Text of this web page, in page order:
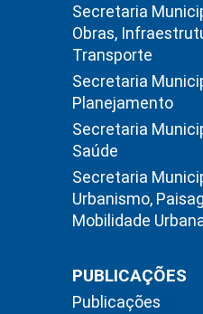
Secretaria
Obras,
Transporte
Secretaria
Planejamento
Secretaria
Saúde
Secretaria
Urbanismo,
Mobilidade
PUBLICAÇÕES
Publicações